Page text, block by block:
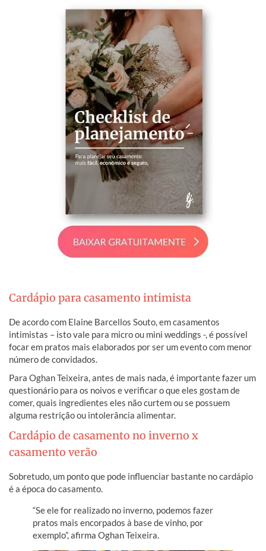
Cardápio para casamento intimista
De acordo com Elaine Barcellos Souto, em casamentos
intimistas – isto vale para micro ou mini weddings -, é possível
focar em pratos mais elaborados por ser um evento com menor
número de convidados.
Para Oghan Teixeira, antes de mais nada, é importante fazer um
questionário para os noivos e verificar o que eles gostam de
comer, quais ingredientes eles não curtem ou se possuem
alguma restrição ou intolerância alimentar.
Cardápio de casamento no inverno x
casamento verão
Sobretudo, um ponto que pode influenciar bastante no cardápio
é a época do casamento.
“Se ele for realizado no inverno, podemos fazer
pratos mais encorpados à base de vinho, por
exemplo”, afirma Oghan Teixeira.